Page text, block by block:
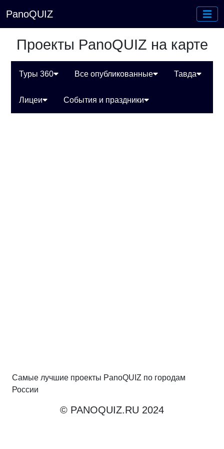
PanoQUIZ
Проекты PanoQUIZ на карте
Туры 360 Все опубликованные Тавда
Лицеи События и праздники
Самые лучшие проекты PanoQUIZ по городам
России
© PANOQUIZ.RU 2024